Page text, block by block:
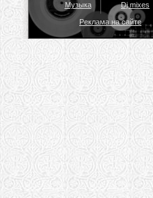
Музыка Dj mixes
Реклама на сайте